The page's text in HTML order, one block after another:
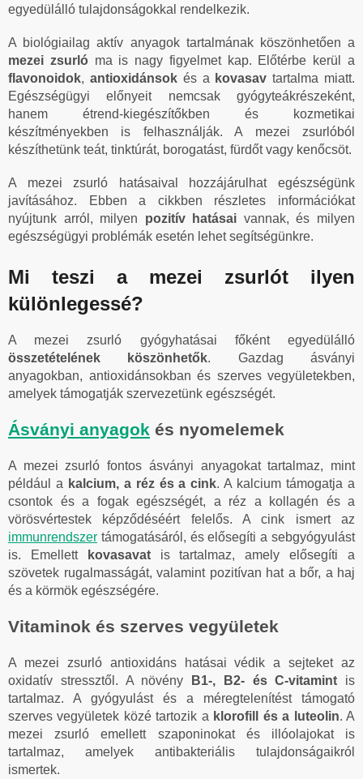
egyedülálló tulajdonságokkal rendelkezik.
A biológiailag aktív anyagok tartalmának köszönhetően a
mezei zsurlóma is nagy figyelmet kap. Előtérbe kerül a
flavonoidok, antioxidánsokés a kovasav tartalma miatt.
Egészségügyi előnyeit nemcsak gyógyteákrészeként,
hanem étrend-kiegészítőkben és kozmetikai
készítményekben is felhasználják. A mezei zsurlóból
készíthetünk teát, tinktúrát, borogatást, fürdőt vagy kenőcsöt.
A mezei zsurló hatásaival hozzájárulhat egészségünk
javításához. Ebben a cikkben részletes információkat
nyújtunk arról, milyen pozitív hatásai vannak, és milyen
egészségügyi problémák esetén lehet segítségünkre.
Mi teszi a mezei zsurlót ilyen
különlegessé?
A mezei zsurló gyógyhatásai főként egyedülálló
összetételének köszönhetők. Gazdag ásványi
anyagokban, antioxidánsokban és szerves vegyületekben,
amelyek támogatják szervezetünk egészségét.
Ásványi anyagok és nyomelemek
A mezei zsurló fontos ásványi anyagokat tartalmaz, mint
például a kalcium, a réz és a cink. A kalcium támogatja a
csontok és a fogak egészségét, a réz a kollagén és a
vörösvértestek képződéséért felelős. A cink ismert az
immunrendszer támogatásáról, és elősegíti a sebgyógyulást
is. Emellett
kovasavatis tartalmaz, amely elősegíti a
szövetek rugalmasságát, valamint pozitívan hat a bőr, a haj
és a körmök egészségére.
Vitaminok és szerves vegyületek
A mezei zsurló antioxidáns hatásai védik a sejteket az
oxidatív stressztől. A növény
B1-, B2- és C-vitamint is
tartalmaz. A gyógyulást és a méregtelenítést támogató
szerves vegyületek közé tartozik a klorofill és a luteolin. A
mezei zsurló emellett szaponinokat és illóolajokat is
tartalmaz, amelyek antibakteriális tulajdonságaikról
ismertek.